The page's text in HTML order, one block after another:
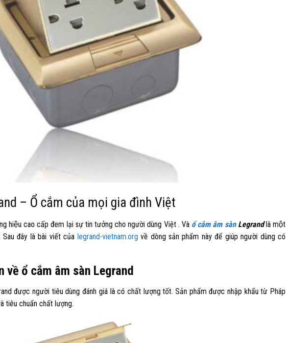
– Ổ cắm của mọi gia đình Việt
hiệu cao cấp đem lại sự tin tưởng cho người dùng Việt . Và ổ cắm âm sànLegrand là một
đây là bài viết của legrand-vietnam.org về dòng sản phẩm này để giúp người dùng có
về ổ cắm âm sàn Legrand
được người tiêu dùng đánh giá là có chất lượng tốt. Sản phẩm được nhập khẩu từ Pháp
tiêu chuẩn chất lượng.